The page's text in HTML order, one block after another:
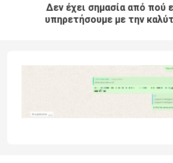
Δεν έχει σημασία από πού
υπηρετήσουμε με την